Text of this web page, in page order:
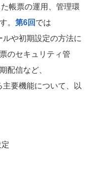
帳票の運用、管理環
。 第6回では
や初期設定の方法に
のセキュリティ管
配信など、
要機能について、以